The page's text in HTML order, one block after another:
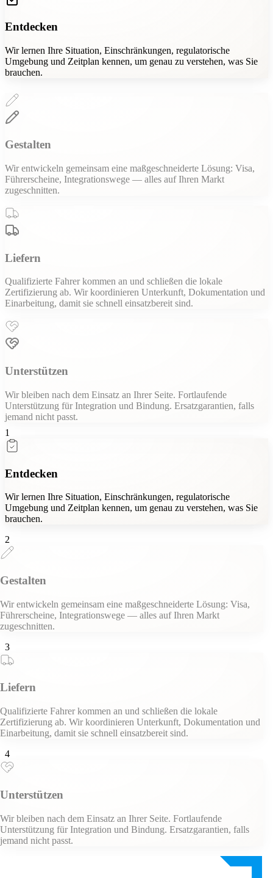
Entdecken
Wir lernen Ihre Situation, Einschränkungen, regulatorische
Umgebung und Zeitplan kennen, um genau zu verstehen, was Sie
brauchen.
Gestalten
Wir entwickeln gemeinsam eine maßgeschneiderte Lösung: Visa,
Führerscheine, Integrationswege — alles auf Ihren Markt
zugeschnitten.
Liefern
Qualifizierte Fahrer kommen an und schließen die lokale
Zertifizierung ab. Wir koordinieren Unterkunft, Dokumentation und
Einarbeitung, damit sie schnell einsatzbereit sind.
Unterstützen
Wir bleiben nach dem Einsatz an Ihrer Seite. Fortlaufende
Unterstützung für Integration und Bindung. Ersatzgarantien, falls
jemand nicht passt.
1
Entdecken
Wir lernen Ihre Situation, Einschränkungen, regulatorische
Umgebung und Zeitplan kennen, um genau zu verstehen, was Sie
brauchen.
2
Gestalten
Wir entwickeln gemeinsam eine maßgeschneiderte Lösung: Visa,
Führerscheine, Integrationswege — alles auf Ihren Markt
zugeschnitten.
3
Liefern
Qualifizierte Fahrer kommen an und schließen die lokale
Zertifizierung ab. Wir koordinieren Unterkunft, Dokumentation und
Einarbeitung, damit sie schnell einsatzbereit sind.
4
Unterstützen
Wir bleiben nach dem Einsatz an Ihrer Seite. Fortlaufende
Unterstützung für Integration und Bindung. Ersatzgarantien, falls
jemand nicht passt.